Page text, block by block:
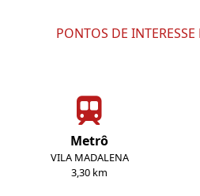
PONTOS DE
Metrô
VILA MADALENA
3,30 km